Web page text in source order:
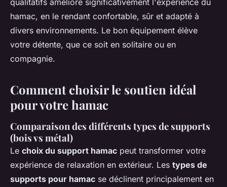
qualitatifs améliore significativement l'expérience du
hamac, en le rendant confortable, sûr et adapté à
divers environnements. Le bon équipement élève
votre détente, que ce soit en solitaire ou en
compagnie.
Comment choisir le soutien idéal
pour votre hamac
Comparaison des différents types de supports
(bois vs métal)
Le choix du support hamac peut transformer votre
expérience de relaxation en extérieur. Les types de
supports pour hamac se déclinent principalement en